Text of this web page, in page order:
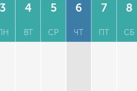
3 4
ВТ
5
СР
6
ЧТ
7
ПТ
8
СБ